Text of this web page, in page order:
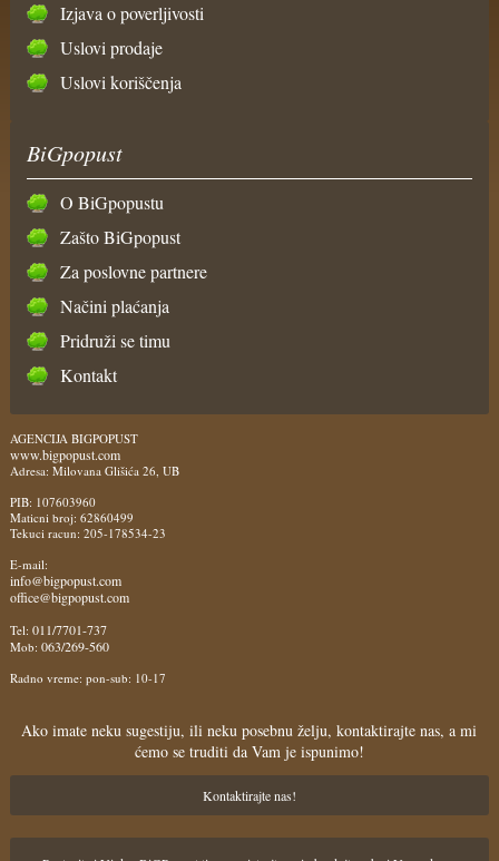
Izjava o poverljivosti
Uslovi prodaje
Uslovi koriščenja
BiGpopust
O BiGpopustu
Zašto BiGpopust
Za poslovne partnere
Načini plaćanja
Pridruži se timu
Kontakt
AGENCIJA BIGPOPUST
www.bigpopust.com
Adresa: Milovana Glišića 26, UB
PIB: 107603960
Maticni broj: 62860499
Tekuci racun: 205-178534-23
E-mail:
info@bigpopust.com
office@bigpopust.com
Tel: 011/7701-737
Mob: 063/269-560
Radno vreme: pon-sub: 10-17
Ako imate neku sugestiju, ili neku posebnu želju, kontaktirajte nas, a mi
ćemo se truditi da Vam je ispunimo!
Kontaktirajte nas!